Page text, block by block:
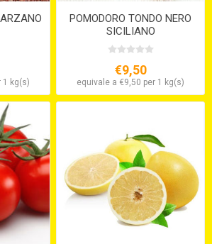
1 kg(s)
POMODORO TONDO NERO
SICILIANO
€9,50
equivale a €9,50 per 1 kg(s)